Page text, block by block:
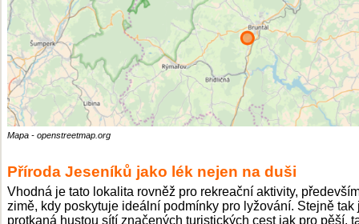
Mapa - openstreetmap.org
Příroda Jeseníků jako lék nejen na duši
Vhodná je tato lokalita rovněž pro rekreační aktivity,
zimě, kdy poskytuje ideální podmínky pro lyžování. Stejně tak
protkaná hustou sítí značených turistických cest jak pro pěší,